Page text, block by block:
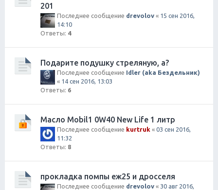
201
Последнее сообщение drevolov « 15 сен 2016,
14:10
Ответы: 4
Подарите подушку стреляную, а?
Последнее сообщение Idler (aka Бездельник)
« 14 сен 2016, 13:03
Ответы: 6
Масло Mobil1 0W40 New Life 1 литр
Последнее сообщение kurtruk « 03 сен 2016,
11:32
Ответы: 8
прокладка помпы еж25 и дросселя
Последнее сообщение drevolov « 30 авг 2016,